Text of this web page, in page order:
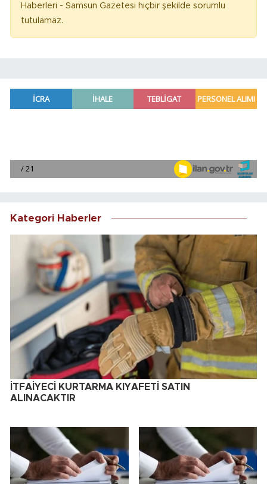
Haberleri - Samsun Gazetesi hiçbir şekilde sorumlu
tutulamaz.
Kategori Haberler
İTFAİYECİ KURTARMA KIYAFETİ SATIN
ALINACAKTIR